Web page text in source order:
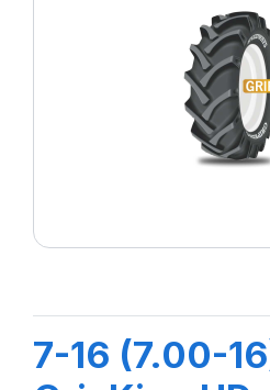
7-16 (7.00-